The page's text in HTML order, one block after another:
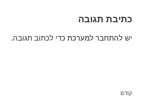
כתיבת תגובה
יש להתחבר למערכת כדי לכתוב תגובה.
הפוסט
קודם